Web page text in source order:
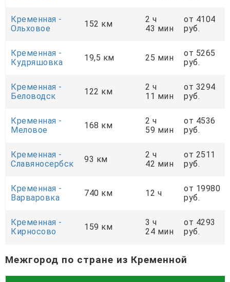
Кременная -
Ольховое
152 км
2 ч
43 мин
от 4104
руб.
Кременная -
Кудряшовка
19,5 км 25 мин
от 5265
руб.
Кременная -
Беловодск
122 км
2 ч
11 мин
от 3294
руб.
Кременная -
Меловое
168 км
2 ч
59 мин
от 4536
руб.
Кременная -
Славяносербск
93 км
2 ч
42 мин
от 2511
руб.
Кременная -
Варваровка
740 км 12 ч
от 19980
руб.
Кременная -
Кирносово
159 км
3 ч
24 мин
от 4293
руб.
Межгород по стране из Кременной